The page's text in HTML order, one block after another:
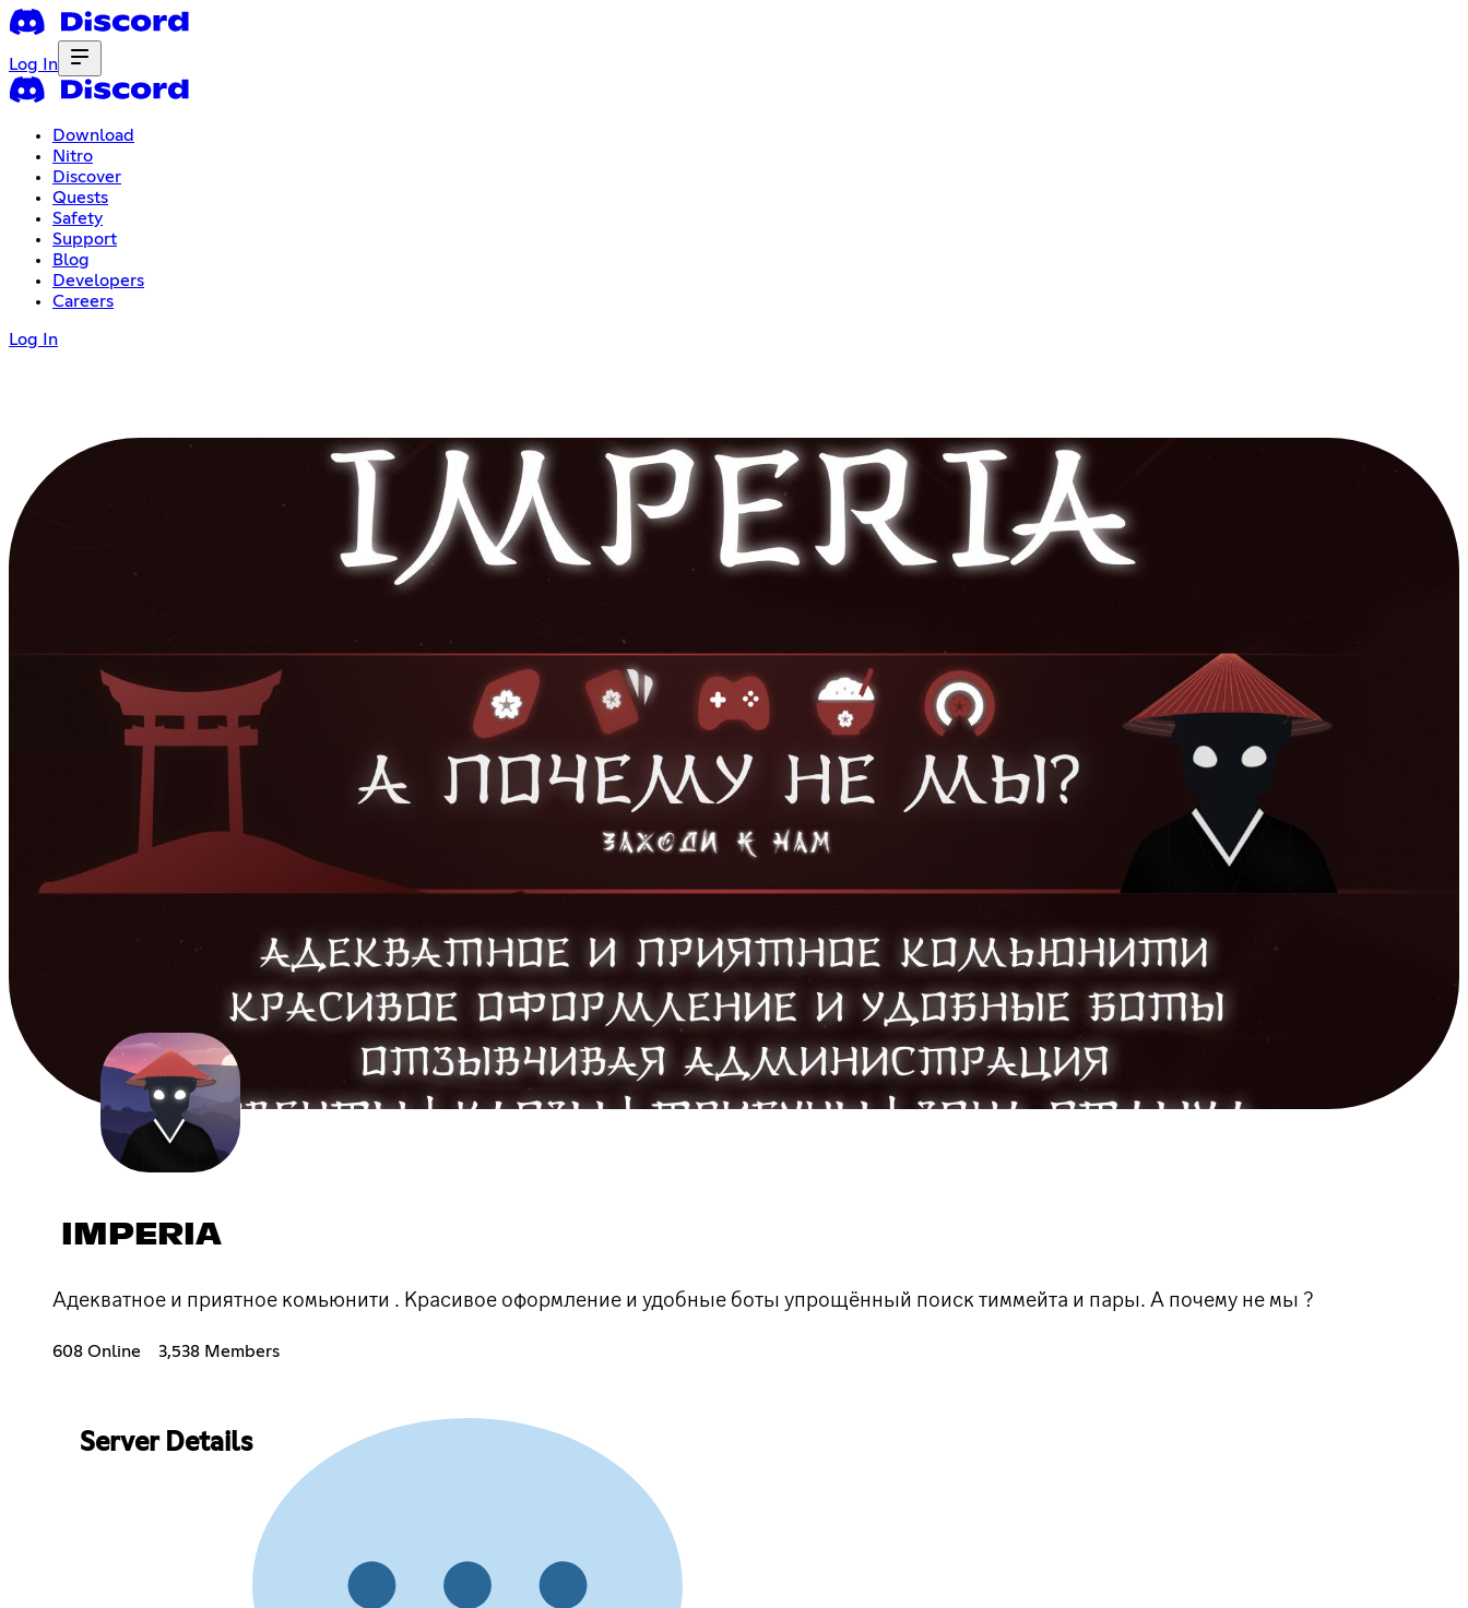
Log In
Download
Nitro
Discover
Quests
Safety
Support
Blog
Developers
Careers
Log In
IMPERIA
Адекватное и приятное комьюнити . Красивое оформление и удобные боты упрощённый поиск тиммейта и пары. А почему не мы ?
608 Online 3,538 Members
Server Details